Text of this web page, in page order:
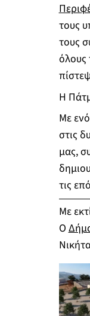
τους
τους
όλους
Η
Με
στις
μας,
τις
Με
Ο